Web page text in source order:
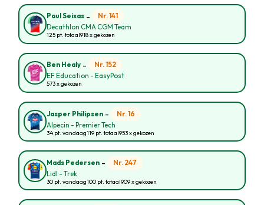
Paul Seixas - Nr. 141
Decathlon CMA CGM Team
125 pt. totaal918 x gekozen
Ben Healy - Nr. 152
EF Education - EasyPost
573 x gekozen
Jasper Philipsen - Nr. 16
Alpecin - Premier Tech
34 pt. vandaag119 pt. totaal953 x gekozen
Mads Pedersen - Nr. 247
Lidl - Trek
30 pt. vandaag100 pt. totaal909 x gekozen